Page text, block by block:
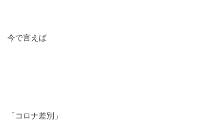
今で言えば
「コロナ差別」